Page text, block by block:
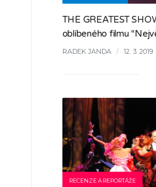
THE GREATEST
oblíbeného filmu
RADEK JANDA / 12. 3. 2019
RECENZE A REPORTÁŽE